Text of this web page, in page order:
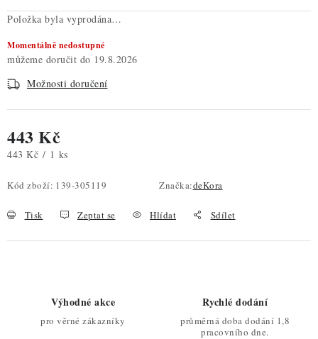
Položka byla vyprodána…
Momentálně nedostupné
19.8.2026
Možnosti doručení
443 Kč
Měrná cena:
443 Kč / 1 ks
Kód zboží: 139-305119 Značka:deKora
Tisk Zeptat se Hlídat Sdílet
Výhodné akce
pro věrné zákazníky
Rychlé dodání
průměrná doba dodání 1,8
pracovního dne.